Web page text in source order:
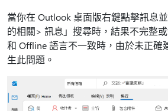
當你在 Outlook 桌面版右鍵點擊訊息
的相關> 訊息」搜尋時，結果不完整
和 Offline 語言不一致時，由於未正確
生此問題。